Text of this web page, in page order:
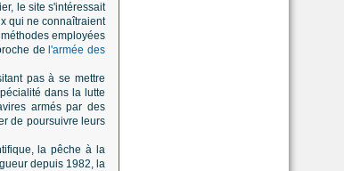
le site s'intéressait
qui ne connaîtraient
employées
de l'armée des
pas à se mettre
dans la lutte
armés par des
de poursuivre leurs
la pêche à la
depuis 1982, la